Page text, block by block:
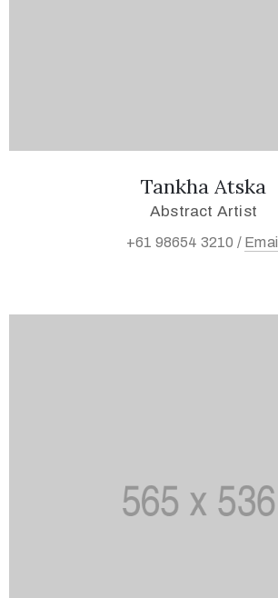
Tankha Atska
Abstract Artist
+61 98654 3210 / Email